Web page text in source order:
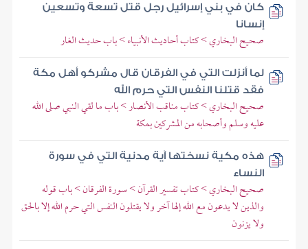
كان في بني إسرائيل رجل قتل تسعة وتسعين
إنسانا
صحيح البخاري > كتاب أحاديث الأنبياء > باب حديث الغار
لما أنزلت التي في الفرقان قال مشركو أهل مكة
فقد قتلنا النفس التي حرم الله
صحيح البخاري > كتاب مناقب الأنصار > باب ما لقي النبي صلى الله
عليه وسلم وأصحابه من المشركين بمكة
هذه مكية نسختها آية مدنية التي في سورة
النساء
صحيح البخاري > كتاب تفسير القرآن > سورة الفرقان > باب قوله
والذين لا يدعون مع الله إلها آخر ولا يقتلون النفس التي حرم الله إلا بالحق
ولا يزنون